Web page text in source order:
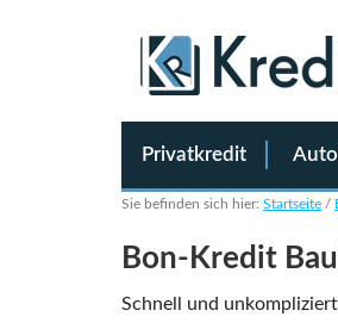
Privatkredit
Sie befinden sich hier: Startseite /
Bon-Kredit
Schnell und